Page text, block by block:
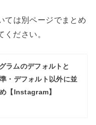
ては別ページでまとめ
ださい。
ラムのデフォルトと
・デフォルト以外に並
【Instagram】